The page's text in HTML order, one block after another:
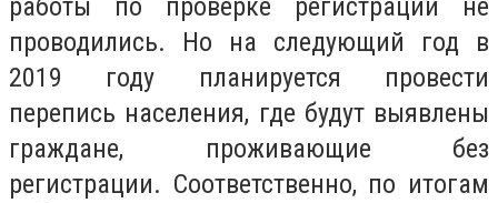
работы по проверке регистрации не
проводились. Но на следующий год в
2019 году планируется провести
перепись населения, где будут выявлены
граждане, проживающие без
регистрации. Соответственно, по итогам